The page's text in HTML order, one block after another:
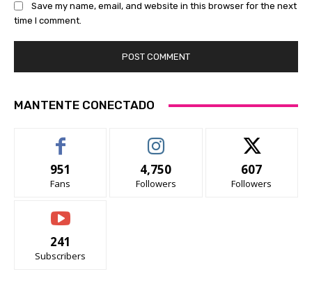
Save my name, email, and website in this browser for the next
time I comment.
MANTENTE CONECTADO
951
Fans
4,750
Followers
607
Followers
241
Subscribers